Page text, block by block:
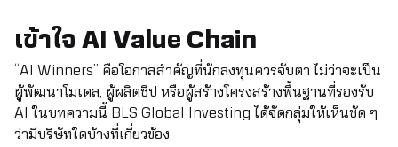
เข้าใจ AI Value Chain
“AI Winners” คือโอกาสสำคัญที่นักลงทุนควรจับตา ไม่ว่าจะเป็น
ผู้พัฒนาโมเดล, ผู้ผลิตชิป หรือผู้สร้างโครงสร้างพื้นฐานที่รองรับ
AI ในบทความนี้ BLS Global Investing ได้จัดกลุ่มให้เห็นชัด ๆ
ว่ามีบริษัทใดบ้างที่เกี่ยวข้อง